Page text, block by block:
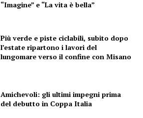
“Imagine” e “La vita è bella”
Più verde e piste ciclabili, subito dopo
l’estate ripartono i lavori del
lungomare verso il confine con Misano
Amichevoli: gli ultimi impegni prima
del debutto in Coppa Italia